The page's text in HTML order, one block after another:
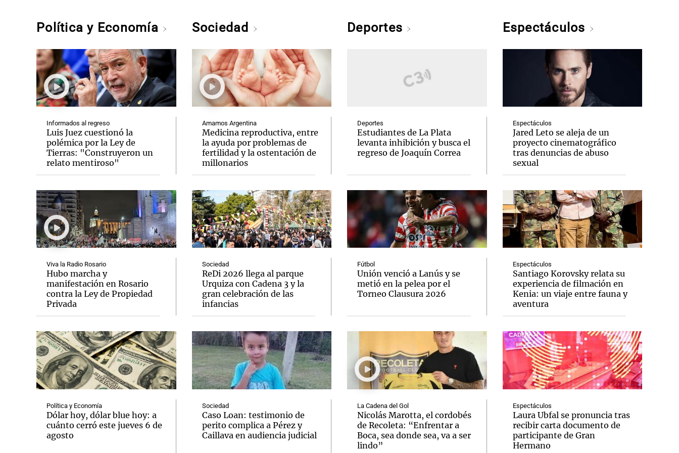
Política y Economía
Informados al regreso
Luis Juez cuestionó la
polémica por la Ley de
Tierras: "Construyeron un
relato mentiroso"
Viva la Radio Rosario
Hubo marcha y
manifestación en Rosario
contra la Ley de Propiedad
Privada
Política y Economía
Dólar hoy, dólar blue hoy: a
cuánto cerró este jueves 6 de
agosto
Sociedad
Amamos Argentina
Medicina reproductiva, entre
la ayuda por problemas de
fertilidad y la ostentación de
millonarios
Sociedad
ReDi 2026 llega al parque
Urquiza con Cadena 3 y la
gran celebración de las
infancias
Sociedad
Caso Loan: testimonio de
perito complica a Pérez y
Caillava en audiencia judicial
Deportes
Deportes
Estudiantes de La Plata
levanta inhibición y busca el
regreso de Joaquín Correa
Fútbol
Unión venció a Lanús y se
metió en la pelea por el
Torneo Clausura 2026
La Cadena del Gol
Nicolás Marotta, el cordobés
de Recoleta: “Enfrentar a
Boca, sea donde sea, va a ser
lindo”
Espectáculos
Espectáculos
Jared Leto se aleja de un
proyecto cinematográfico
tras denuncias de abuso
sexual
Espectáculos
Santiago Korovsky relata su
experiencia de filmación en
Kenia: un viaje entre fauna y
aventura
Espectáculos
Laura Ubfal se pronuncia tras
recibir carta documento de
participante de Gran
Hermano
Notas Notas
El huracán de Arequito
Notas
Cadena 3 en Groenlandia
Notas